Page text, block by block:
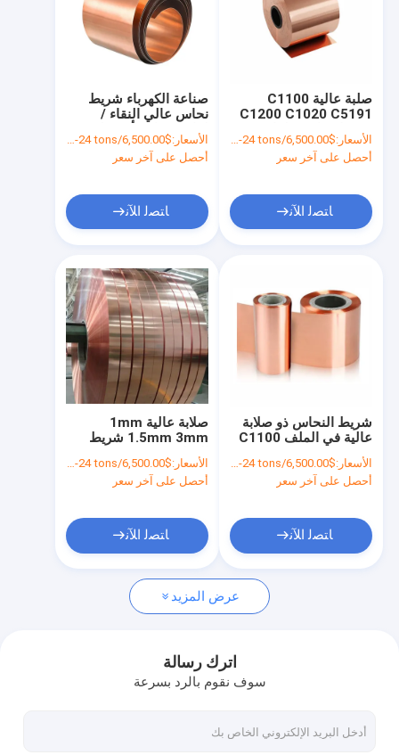
المنتجات
جولة في المعمل
اتصل بنا
أخبار
طلب اقتباس
ورقة لفائف مجلفنة
لوحة لفائف المدرفلة على الساخن
صفائح لفائف الصلب المدرفلة على البارد
صناعة الكهرباء شريط
نحاس عالي النقاء /
لفائف نحاس أحمر لخدمة
المعالجة
الأسعار:$6,500.00/tons 1-24 tons
أحصل على آخر سعر
ﺎﺘﺼﻟ ﺍﻶﻧ
صلبة عالية C1100
C1200 C1020 C5191
شريط نحاس / لفائف
نحاس أحمر ذات نقاء عال
الأسعار:$6,500.00/tons 1-24 tons
أحصل على آخر سعر
ﺎﺘﺼﻟ ﺍﻶﻧ
صلابة عالية 1mm
1.5mm 3mm شريط
C1020 C5191 لفائف
النحاس
الأسعار:$6,500.00/tons 1-24 tons
أحصل على آخر سعر
ﺎﺘﺼﻟ ﺍﻶﻧ
شريط النحاس ذو صلابة
عالية في الملف C1100
C1200 C1020 C5191
1mm 1.5mm 3mm
الأسعار:$6,500.00/tons 1-24 tons
أحصل على آخر سعر
ﺎﺘﺼﻟ ﺍﻶﻧ
عرض المزيد
اترك رسالة
سوف نقوم بالرد بسرعة